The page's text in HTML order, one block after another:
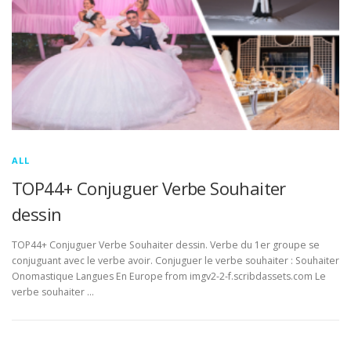
ALL
TOP44+ Conjuguer Verbe Souhaiter
dessin
TOP44+ Conjuguer Verbe Souhaiter dessin. Verbe du 1er groupe se
conjuguant avec le verbe avoir. Conjuguer le verbe souhaiter : Souhaiter
Onomastique Langues En Europe from imgv2-2-f.scribdassets.com Le
verbe souhaiter …